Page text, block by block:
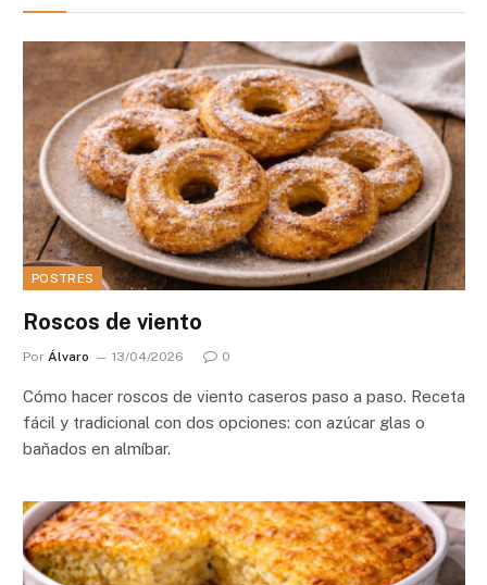
POSTRES
Roscos de viento
Por Álvaro 13/04/2026 0
Cómo hacer roscos de viento caseros paso a paso. Receta
fácil y tradicional con dos opciones: con azúcar glas o
bañados en almíbar.